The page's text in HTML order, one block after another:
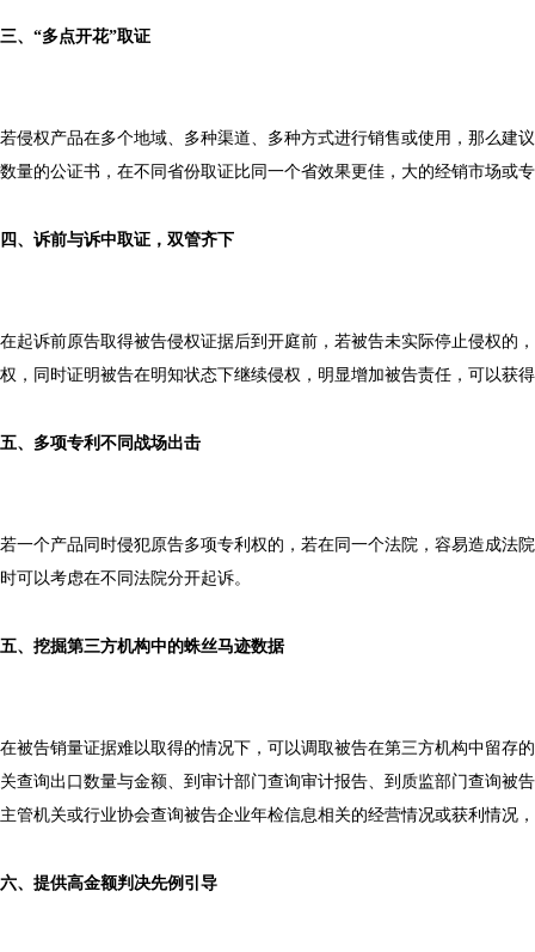
三、“多点开花”取证
若侵权产品在多个地域、多种渠道、多种方式进行销售或使用，那么建
数量的公证书，在不同省份取证比同一个省效果更佳，大的经销市场或
四、诉前与诉中取证，双管齐下
在起诉前原告取得被告侵权证据后到开庭前，若被告未实际停止侵权的
权，同时证明被告在明知状态下继续侵权，明显增加被告责任，可以获
五、多项专利不同战场出击
若一个产品同时侵犯原告多项专利权的，若在同一个法院，容易造成法
时可以考虑在不同法院分开起诉。
五、挖掘第三方机构中的蛛丝马迹数据
在被告销量证据难以取得的情况下，可以调取被告在第三方机构中留存
关查询出口数量与金额、到审计部门查询审计报告、到质监部门查询被
主管机关或行业协会查询被告企业年检信息相关的经营情况或获利情况
六、提供高金额判决先例引导